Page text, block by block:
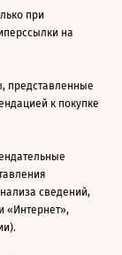
при
на
представленные
к покупке
сведений,
«Интернет»,